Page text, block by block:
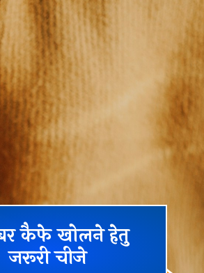
कैफे खोलने हेतु
जरूरी चीजे